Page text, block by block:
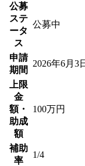
公募
ステ
ータ
ス
公募中
申請
期間
2026年6月3
上限
金
額・
助成
額
100万円
補助
率
1/4